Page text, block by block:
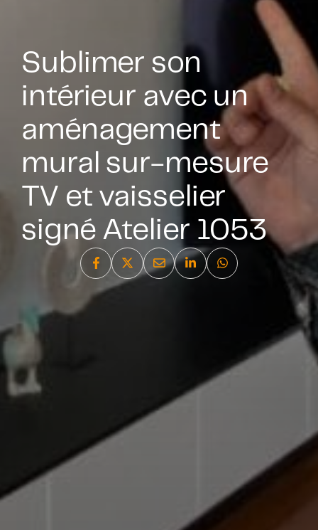
Sublimer son
intérieur avec un
aménagement
mural sur-mesure
TV et vaisselier
signé Atelier 1053